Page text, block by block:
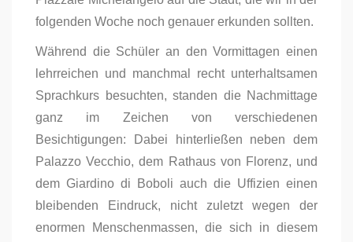
folgenden Woche noch genauer erkunden sollten.
Während die Schüler an den Vormittagen einen
lehrreichen und manchmal recht unterhaltsamen
Sprachkurs besuchten, standen die Nachmittage
ganz im Zeichen von verschiedenen
Besichtigungen: Dabei hinterließen neben dem
Palazzo Vecchio, dem Rathaus von Florenz, und
dem Giardino di Boboli auch die Uffizien einen
bleibenden Eindruck, nicht zuletzt wegen der
enormen Menschenmassen, die sich in diesem